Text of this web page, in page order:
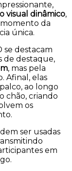
visual dinâmico,
da
única.
se destacam
de destaque,
, mas pela
Afinal, elas
ao longo
chão, criando
os
ser usadas
em